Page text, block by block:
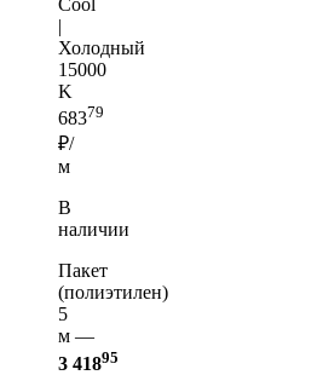
|
Холодный
15000
K
68379
₽/
м
В
наличии
Пакет
(полиэтилен)
5
м —
3 41895